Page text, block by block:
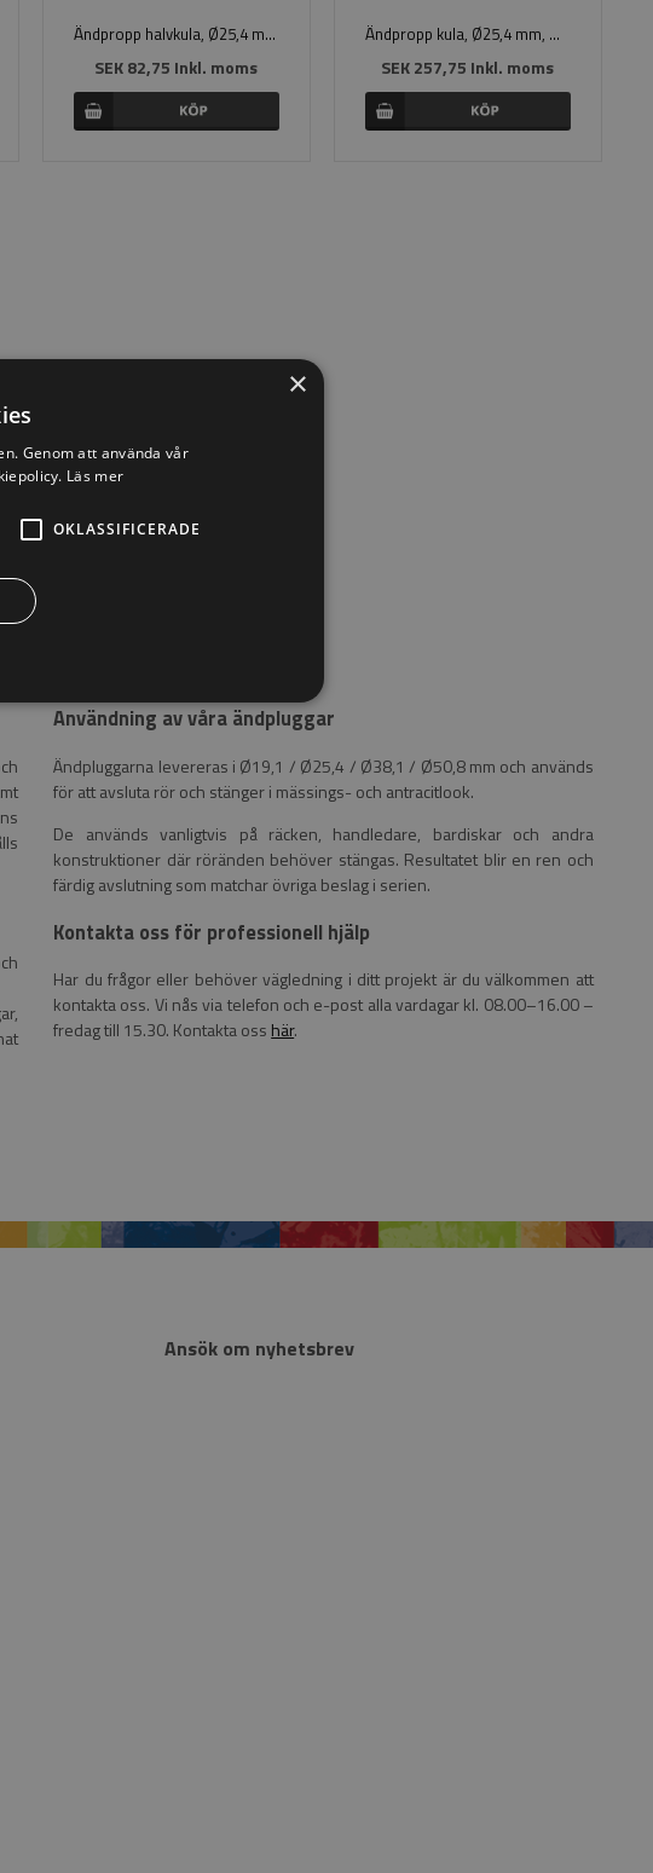
Ändpropp halvkula, Ø25,4 mm, Mässing
SEK 82,75 Inkl. moms
Ändpropp kula, Ø25,4 mm, Mässing
SEK 257,75 Inkl. moms
Användning av våra ändpluggar
Ändpluggarna levereras i Ø19,1 / Ø25,4 / Ø38,1 / Ø50,8 mm och används
för att avsluta rör och stänger i mässings- och antracitlook.
De används vanligtvis på räcken, handledare, bardiskar och andra
konstruktioner där röränden behöver stängas. Resultatet blir en ren och
färdig avslutning som matchar övriga beslag i serien.
Kontakta oss för professionell hjälp
Har du frågor eller behöver vägledning i ditt projekt är du välkommen att
kontakta oss. Vi nås via telefon och e-post alla vardagar kl. 08.00–16.00 –
fredag till 15.30. Kontakta oss här.
Ansök om nyhetsbrev
×
Genom att använda vår
Läs mer
OKLASSIFICERADE